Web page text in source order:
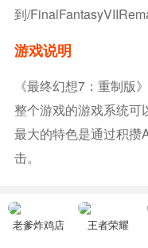
到/
游戏说明
《最终幻想7：重制版
整个游戏的游戏系统可
最大的特色是通过积攒
击。
老爹炸鸡店
王者荣耀